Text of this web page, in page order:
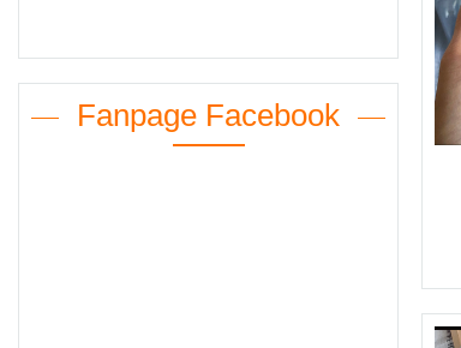
Fanpage Facebook